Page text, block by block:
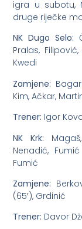
igra u subotu,
druge riječke
NK Dugo Selo:
Pralas,
Kwedi
Zamjene:
Kim, Ačkar,
Trener: Igor
NK Krk:
Nenadić,
Fumić
Zamjene:
(65′), Grdinić
Trener: Davor